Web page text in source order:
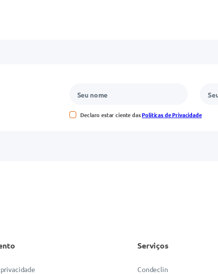
Declaro estar ciente dasPolíticas de Privacidade
Serviços
Condeclin